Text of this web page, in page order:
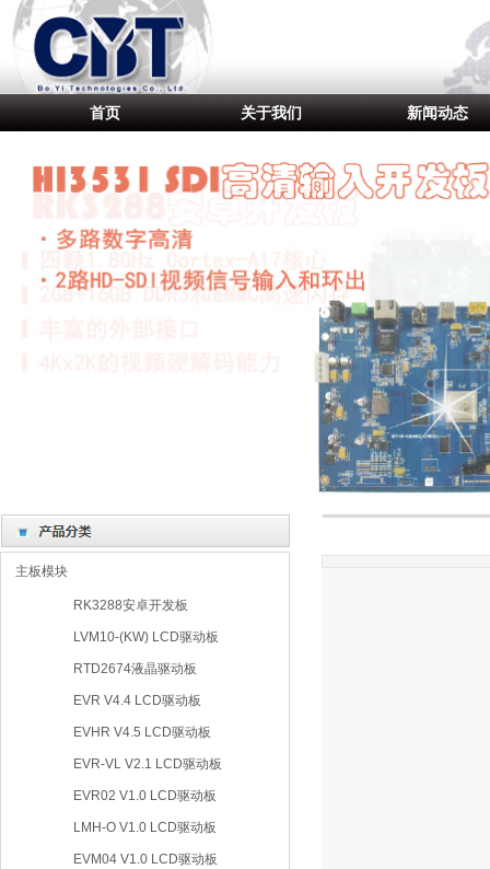
首页 关于我们 新闻动态
主板模块
RK3288安卓开发板
LVM10-(KW) LCD驱动板
RTD2674液晶驱动板
EVR V4.4 LCD驱动板
EVHR V4.5 LCD驱动板
EVR-VL V2.1 LCD驱动板
EVR02 V1.0 LCD驱动板
LMH-O V1.0 LCD驱动板
EVM04 V1.0 LCD驱动板